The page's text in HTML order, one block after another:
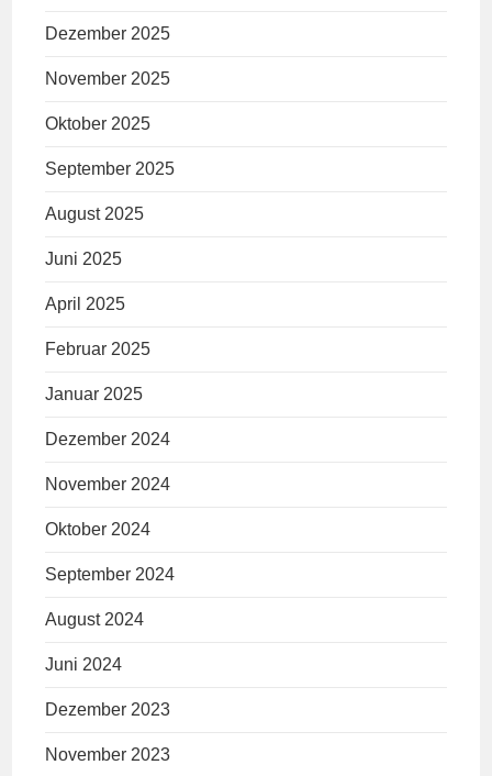
Dezember 2025
November 2025
Oktober 2025
September 2025
August 2025
Juni 2025
April 2025
Februar 2025
Januar 2025
Dezember 2024
November 2024
Oktober 2024
September 2024
August 2024
Juni 2024
Dezember 2023
November 2023